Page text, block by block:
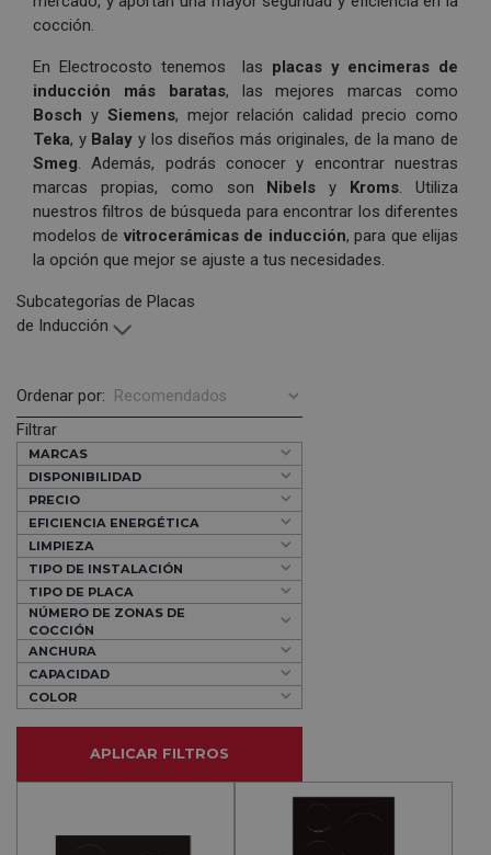
cocción.
En Electrocosto tenemos las placas y encimeras de
inducción más baratas, las mejores marcas como
Bosch y Siemens, mejor relación calidad precio como
Teka, y Balay y los diseños más originales, de la mano de
Smeg. Además, podrás conocer y encontrar nuestras
marcas propias, como son Nibels y Kroms. Utiliza
nuestros filtros de búsqueda para encontrar los diferentes
modelos de vitrocerámicas de inducción, para que elijas
la opción que mejor se ajuste a tus necesidades.
Subcategorías de Placas
de Inducción
Ordenar por:
Filtrar
MARCAS
DISPONIBILIDAD
PRECIO
EFICIENCIA ENERGÉTICA
LIMPIEZA
TIPO DE INSTALACIÓN
TIPO DE PLACA
NÚMERO DE ZONAS DE
COCCIÓN
ANCHURA
CAPACIDAD
COLOR
APLICAR FILTROS